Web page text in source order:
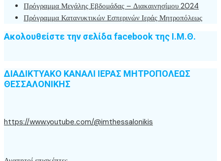
Πρόγραμμα Μεγάλης Εβδομάδας – Διακαινησίμου 2024
Πρόγραμμα Κατανυκτικών Εσπερινών Ιεράς Μητροπόλεως
Ακολουθείστε την σελίδα facebook της Ι.Μ.Θ.
ΔΙΑΔΙΚΤΥΑΚΟ ΚΑΝΑΛΙ ΙΕΡΑΣ ΜΗΤΡΟΠΟΛΕΩΣ
ΘΕΣΣΑΛΟΝΙΚΗΣ
https://www.youtube.com/@imthessalonikis